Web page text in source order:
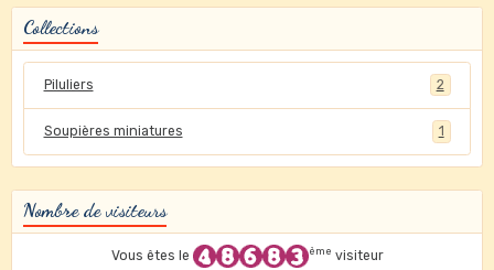
Collections
Piluliers 2
Soupières miniatures 1
Nombre de visiteurs
Vous êtes le ème visiteur